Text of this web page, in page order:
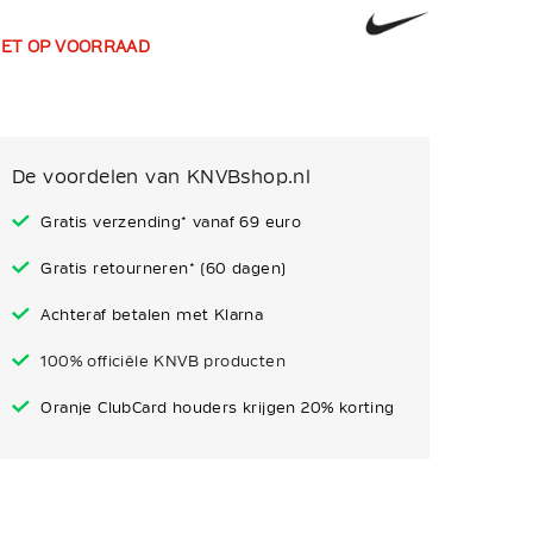
OP VOORRAAD
De voordelen van KNVBshop.nl
Gratis verzending* vanaf 69 euro
Gratis retourneren* (60 dagen)
Achteraf betalen met Klarna
100% officiële KNVB producten
Oranje ClubCard houders krijgen 20% korting